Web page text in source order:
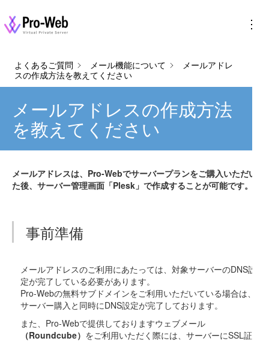
セキュリティ、強固な基盤、高速、簡単操作の
よくあるご質問
メール機能について
メールアドレ
スの作成方法を教えてください
メールアドレスの作成方法
を教えてください
メールアドレスは、Pro-Webでサーバープランをご購入いただい
た後、サーバー管理画面「Plesk」で作成することが可能です。
事前準備
メールアドレスのご利用にあたっては、対象サーバーのDNS設
定が完了している必要があります。
Pro-Webの無料サブドメインをご利用いただいている場合は、
サーバー購入と同時にDNS設定が完了しております。
また、Pro-Webで提供しておりますウェブメール
（Roundcube） をご利用いただく際には、サーバーにSSL証